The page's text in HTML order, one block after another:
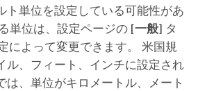
ト単位を設定している可能性があ
単位は、設定ページの [一般] タ
によって変更できます。 米国規
ル、フィート、インチに設定され
は、単位がキロメートル、メート